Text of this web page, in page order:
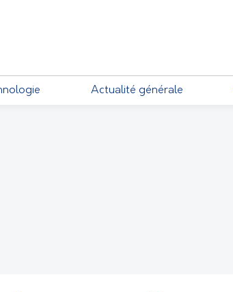
Actualité générale